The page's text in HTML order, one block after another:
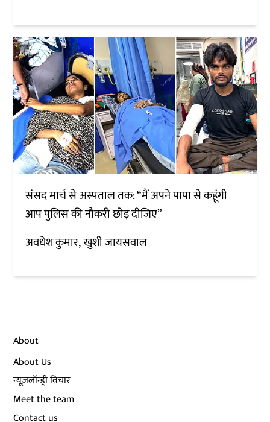
संसद मार्च से अस्पताल तक: “मैं अपने पापा से कहूंगी
आप पुलिस की नौकरी छोड़ दीजिए”
अवधेश कुमार खुशी जायसवाल
About
About Us
न्यूज़लॉन्ड्री विचार
Meet the team
Contact us